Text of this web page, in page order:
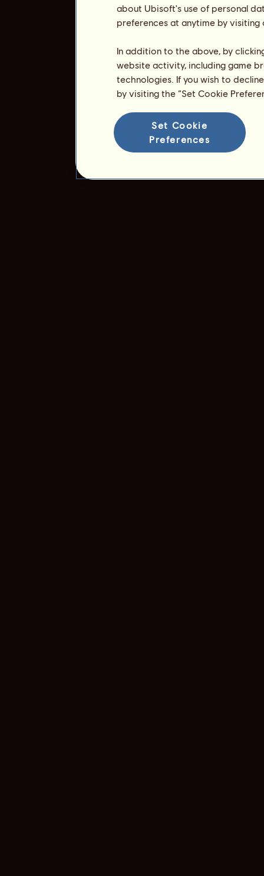
about Ubisoft's use of personal
preferences at anytime by
In addition to the above, by
website activity, including game
technologies. If you wish to
by visiting the “Set Cookie
Set Cookie
Preferences